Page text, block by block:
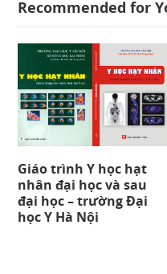
Recommended for
Giáo trình Y học hạt
nhân đại học và sau
đại học – trường Đại
học Y Hà Nội